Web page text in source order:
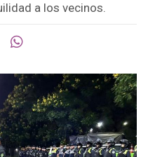
a los vecinos.